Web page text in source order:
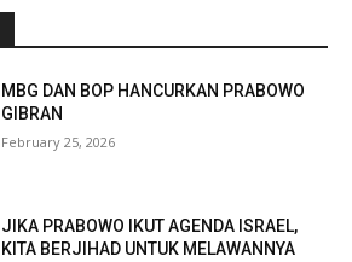
MBG DAN BOP HANCURKAN PRABOWO
GIBRAN
February 25, 2026
JIKA PRABOWO IKUT AGENDA ISRAEL,
KITA BERJIHAD UNTUK MELAWANNYA